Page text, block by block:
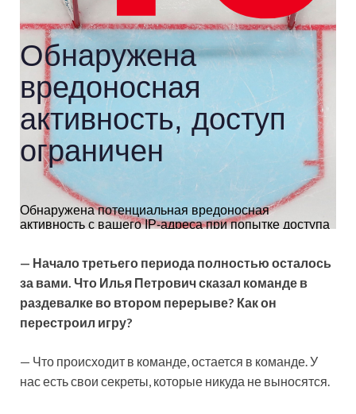
— Начало третьего периода полностью осталось
за вами. Что Илья Петрович сказал команде в
раздевалке во втором перерыве? Как он
перестроил игру?
— Что происходит в команде, остается в команде. У
нас есть свои секреты, которые никуда не выносятся.